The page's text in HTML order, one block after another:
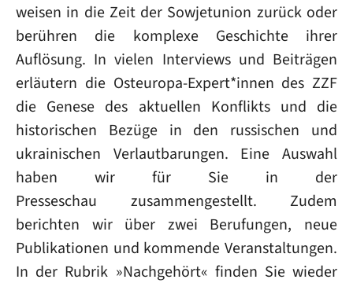
weisen in die Zeit der Sowjetunion zurück oder
berühren die komplexe Geschichte ihrer
Auflösung. In vielen Interviews und Beiträgen
erläutern die Osteuropa-Expert*innen des ZZF
die Genese des aktuellen Konflikts und die
historischen Bezüge in den russischen und
ukrainischen Verlautbarungen. Eine Auswahl
haben wir für Sie in der
Presseschau zusammengestellt. Zudem
berichten wir über zwei Berufungen, neue
Publikationen und kommende Veranstaltungen.
In der Rubrik »Nachgehört« finden Sie wieder